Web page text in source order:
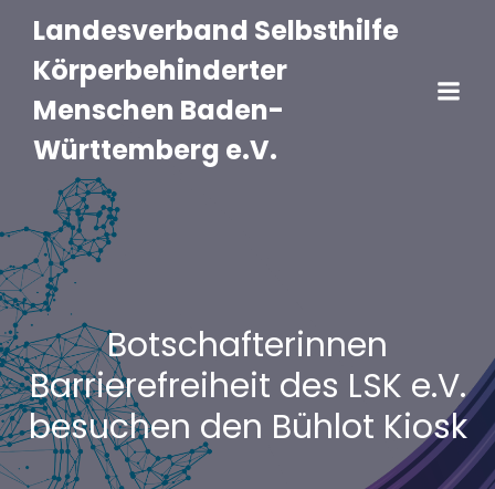
Landesverband Selbsthilfe
Körperbehinderter
Menschen Baden-
Württemberg e.V.
Botschafterinnen
Barrierefreiheit des LSK e.V.
besuchen den Bühlot Kiosk